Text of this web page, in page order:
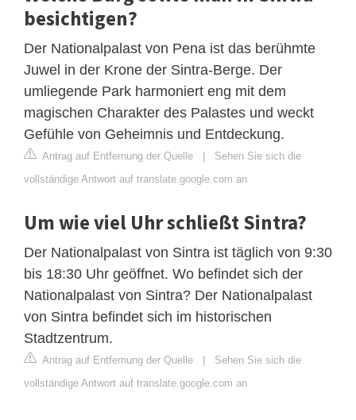
besichtigen?
Der Nationalpalast von Pena ist das berühmte
Juwel in der Krone der Sintra-Berge. Der
umliegende Park harmoniert eng mit dem
magischen Charakter des Palastes und weckt
Gefühle von Geheimnis und Entdeckung.
Antrag auf Entfernung der Quelle | Sehen Sie sich die
vollständige Antwort auf translate.google.com an
Um wie viel Uhr schließt Sintra?
Der Nationalpalast von Sintra ist täglich von 9:30
bis 18:30 Uhr geöffnet. Wo befindet sich der
Nationalpalast von Sintra? Der Nationalpalast
von Sintra befindet sich im historischen
Stadtzentrum.
Antrag auf Entfernung der Quelle | Sehen Sie sich die
vollständige Antwort auf translate.google.com an